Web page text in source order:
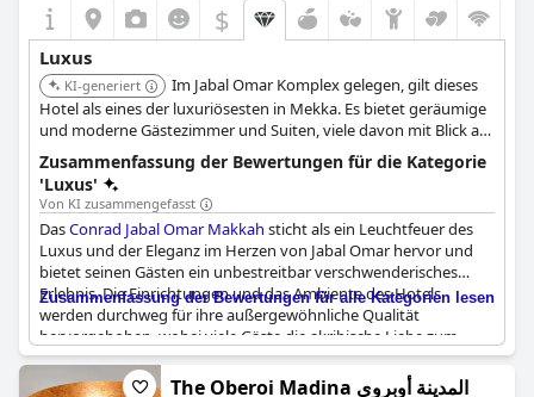
$
Luxus
KI-generiert
Im Jabal Omar Komplex gelegen, gilt dieses
Hotel als eines der luxuriösesten in Mekka. Es bietet geräumige
und moderne Gästezimmer und Suiten, viele davon mit Blick auf
die Haram. Das Hotel verfügt über erstklassige Einrichtungen
und Premium-Annehmlichkeiten.
Zusammenfassung der Bewertungen für die Kategorie
'Luxus'
Von KI zusammengefasst
DasConrad Jabal Omar Makkah sticht als ein Leuchtfeuer des
Luxus und der Eleganz im Herzen von Jabal Omar hervor und
bietet seinen Gästen ein unbestreitbar verschwenderisches
Erlebnis. Die Einrichtungen und das Ambiente des Hotels
werden durchweg für ihre außergewöhnliche Qualität
hervorgehoben, wobei viele Gäste die akribische Liebe zum
Detail schätzen, die sich im gesamten Anwesen zeigt. Der Luxus
erstreckt sich auch auf die Zimmer, die für ihren Komfort, ihre
Zusammenfassung der Bewertungen für alle Kategorien lesen
The Oberoi Madina المدينة أوبروي